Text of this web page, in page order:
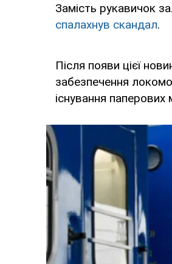
Замість рукавичок
спалахнув скандал.
Після появи цієї
забезпечення
існування